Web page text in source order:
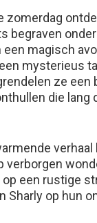
zomerdag
begraven
een magisch
mysterieus
ze een
die lang
verborgen
een rustige
Sharly op hun